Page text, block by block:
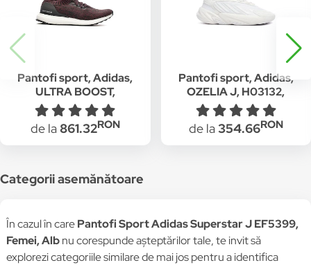
Pantofi sport, Adidas,
ULTRA BOOST,
BY2552, Textil, Rosu,
36 2/3 EU
de la 861.32RON
Pantofi sport, Adidas,
OZELIA J, H03132,
Textil, Alb, 36 2/3 EU
de la354.66RON
Categorii asemănătoare
În cazul în carePantofi Sport Adidas Superstar J EF5399,
Femei, Albnu corespunde așteptărilor tale, te invit să
explorezi categoriile similare de mai jos pentru a identifica